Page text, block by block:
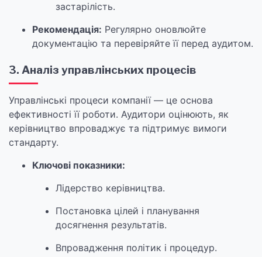
застарілість.
Рекомендація: Регулярно оновлюйте
документацію та перевіряйте її перед аудитом.
3. Аналіз управлінських процесів
Управлінські процеси компанії — це основа
ефективності її роботи. Аудитори оцінюють, як
керівництво впроваджує та підтримує вимоги
стандарту.
Ключові показники:
Лідерство керівництва.
Постановка цілей і планування
досягнення результатів.
Впровадження політик і процедур.